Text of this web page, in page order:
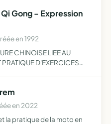
Gong - Expression
en 1992
CHINOISE LIEE AU
D'EXERCICES
, ETC FAVO…
en 2022
la pratique de la moto en